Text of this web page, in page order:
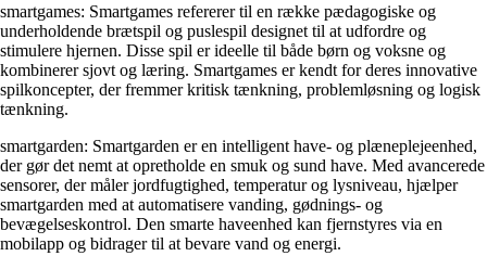
smartgames: Smartgames refererer til en række pædagogiske og
underholdende brætspil og puslespil designet til at udfordre og
stimulere hjernen. Disse spil er ideelle til både børn og voksne og
kombinerer sjovt og læring. Smartgames er kendt for deres innovative
spilkoncepter, der fremmer kritisk tænkning, problemløsning og logisk
tænkning.
smartgarden: Smartgarden er en intelligent have- og plæneplejeenhed,
der gør det nemt at opretholde en smuk og sund have. Med avancerede
sensorer, der måler jordfugtighed, temperatur og lysniveau, hjælper
smartgarden med at automatisere vanding, gødnings- og
bevægelseskontrol. Den smarte haveenhed kan fjernstyres via en
mobilapp og bidrager til at bevare vand og energi.